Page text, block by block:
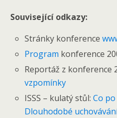
Související odkazy:
Stránky konference
Program konference
Reportáž z konference
vzpomínky
ISSS – kulatý stůl:Co
Dlouhodobé